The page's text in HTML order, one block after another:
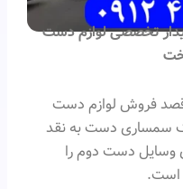
تخصصی لوازم دست
قصد فروش لوازم دست
سمساری دست به نقد
وسایل دست دوم را
است.